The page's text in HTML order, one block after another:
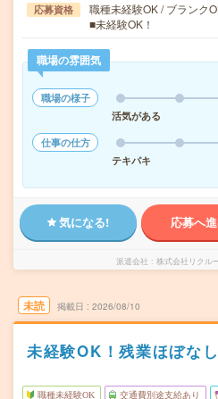
応募資格
職種未経験OK / ブランク
■未経験OK！
職場の雰囲気
職場の様子
活気がある
仕事の仕方
テキパキ
気になる! 応募へ
派遣会社 株式会社リクル
未読 掲載日 2026/08/10
未経験OK！残業ほぼな
職種未経験OK 交通費別途支給あり